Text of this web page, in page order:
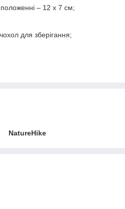
– 12 х 7 см;
для зберігання;
NatureHike